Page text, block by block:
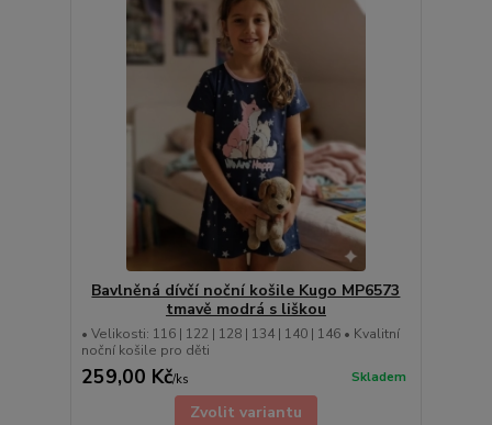
Bavlněná dívčí noční košile Kugo MP6573
tmavě modrá s liškou
• Velikosti: 116 | 122 | 128 | 134 | 140 | 146 • Kvalitní
noční košile pro děti
259,00 Kč/ks Skladem
Zvolit variantu